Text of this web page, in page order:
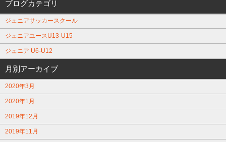
ブログカテゴリ
ジュニアサッカースクール
ジュニアユースU13-U15
ジュニア U6-U12
月別アーカイブ
2020年3月
2020年1月
2019年12月
2019年11月